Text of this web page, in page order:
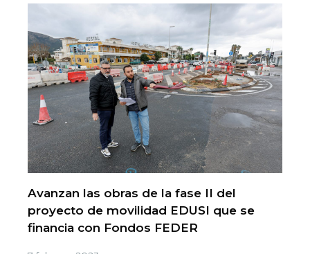
Avanzan las obras de la fase II del
proyecto de movilidad EDUSI que se
financia con Fondos FEDER